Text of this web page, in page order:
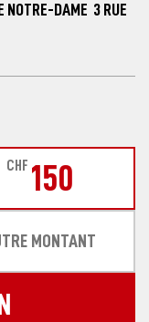
NOTRE-DAME 3 RUE
CHF 150
MONTANT